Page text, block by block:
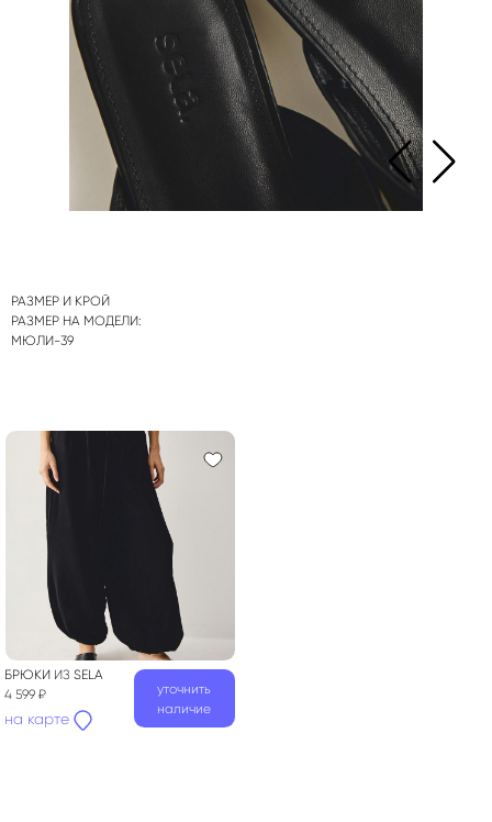
РАЗМЕР И КРОЙ
РАЗМЕР НА МОДЕЛИ:
МЮЛИ-39
БРЮКИ ИЗ SELA
4 599 ₽
на карте
уточнить
наличие